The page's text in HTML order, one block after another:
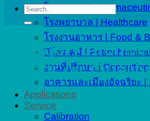
โรงงานยา |
โรงพยาบาล | Healthcare
โรงงานอาหาร | Food &
ปิโตรเคมี | Petrochemical
งานที่ปรึกษา | Consulting
อาคารและเมืองอัจฉริยะ |
Applications
Service
Calibration
Search
for:
Category
Indoor Air Quality